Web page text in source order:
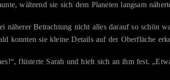
während sie sich dem Planeten langsam
näherer Betrachtung nicht alles darauf so schön
konnten sie kleine Details auf der Oberfläche
flüsterte Sarah und hielt sich an ihm fest.